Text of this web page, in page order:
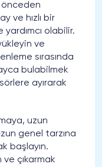
ve hızlı bir
olabilir.
ve
sırasında
bulabilmek
ayırarak
uzun
genel tarzına
başlayın.
ve çıkarmak